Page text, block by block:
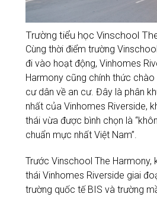
Trường tiểu học Vinschool
Cùng thời điểm trường
đi vào hoạt động, Vinhomes
Harmony cũng chính thức
cư dân về an cư. Đây là phân
nhất của Vinhomes Riverside,
thái vừa được bình chọn là
chuẩn mực nhất Việt Nam”.
Trước Vinschool The Harmony,
thái Vinhomes Riverside giai
trường quốc tế BIS và trường